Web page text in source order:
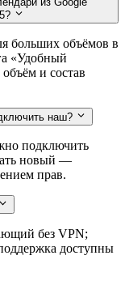
больших объёмов в
«Удобный
и состав
наш?
подключить
новый —
прав.
без VPN;
доступны